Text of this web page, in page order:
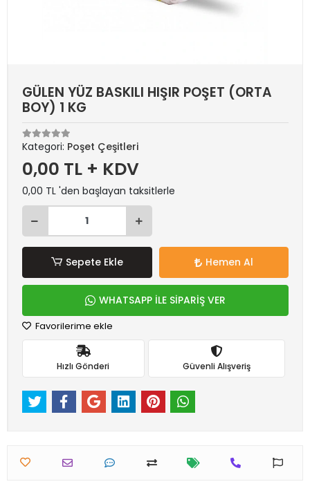
GÜLEN YÜZ BASKILI HIŞIR POŞET (ORTA
BOY) 1 KG
Kategori: Poşet Çeşitleri
0,00 TL + KDV
0,00 TL 'den başlayan taksitlerle
Sepete Ekle Hemen Al
WHATSAPP İLE SİPARİŞ VER
Favorilerime ekle
Hızlı Gönderi Güvenli Alışveriş